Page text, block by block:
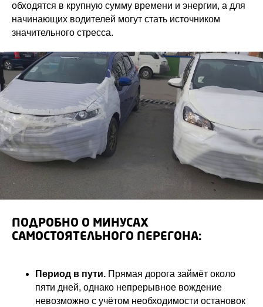
обходятся в крупную сумму времени и энергии, а для
начинающих водителей могут стать источником
значительного стресса.
ПОДРОБНО О МИНУСАХ
САМОСТОЯТЕЛЬНОГО ПЕРЕГОНА:
Период в пути. Прямая дорога займёт около
пяти дней, однако непрерывное вождение
невозможно с учётом необходимости остановок